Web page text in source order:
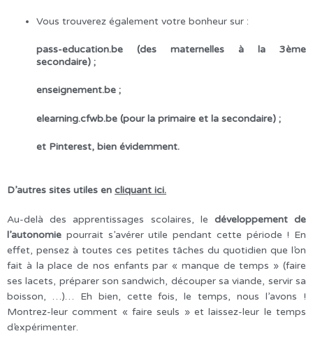
Vous trouverez également votre bonheur sur :
pass-education.be (des maternelles à la 3ème
secondaire) ;
enseignement.be ;
elearning.cfwb.be (pour la primaire et la secondaire) ;
et Pinterest, bien évidemment.
D’autres sites utiles en cliquant ici.
Au-delà des apprentissages scolaires, le développement de
l’autonomie pourrait s’avérer utile pendant cette période ! En
effet, pensez à toutes ces petites tâches du quotidien que l’on
fait à la place de nos enfants par « manque de temps » (faire
ses lacets, préparer son sandwich, découper sa viande, servir sa
boisson, …)… Eh bien, cette fois, le temps, nous l’avons !
Montrez-leur comment « faire seuls » et laissez-leur le temps
d’expérimenter.